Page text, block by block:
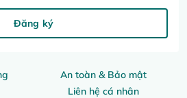
An toàn & Bảo mật
Liên hệ cá nhân
Đăng ký